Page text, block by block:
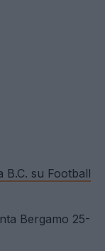
B.C. su Football
Bergamo 25-